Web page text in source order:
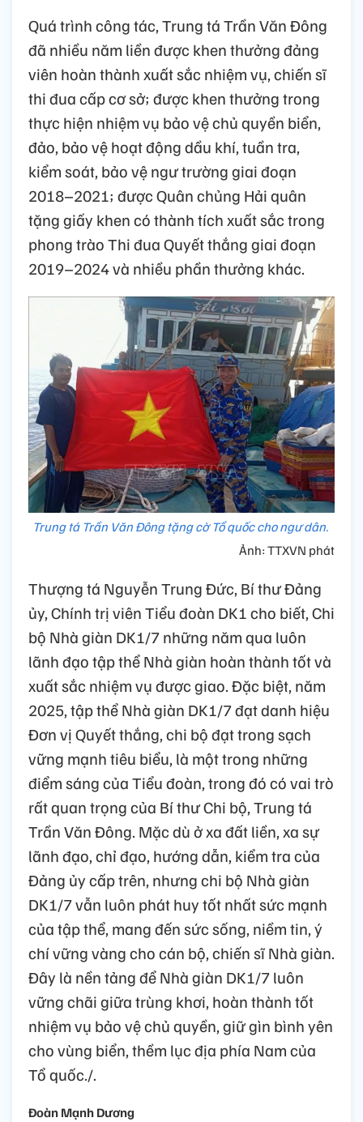
Quá trình công tác, Trung tá Trần Văn Đông
đã nhiều năm liền được khen thưởng đảng
viên hoàn thành xuất sắc nhiệm vụ, chiến sĩ
thi đua cấp cơ sở; được khen thưởng trong
thực hiện nhiệm vụ bảo vệ chủ quyền biển,
đảo, bảo vệ hoạt động dầu khí, tuần tra,
kiểm soát, bảo vệ ngư trường giai đoạn
2018–2021; được Quân chủng Hải quân
tặng giấy khen có thành tích xuất sắc trong
phong trào Thi đua Quyết thắng giai đoạn
2019–2024 và nhiều phần thưởng khác.
Trung tá Trần Văn Đông tặng cờ Tổ quốc cho ngư dân.
Ảnh: TTXVN phát
Thượng tá Nguyễn Trung Đức, Bí thư Đảng
ủy, Chính trị viên Tiểu đoàn DK1 cho biết, Chi
bộ Nhà giàn DK1/7 những năm qua luôn
lãnh đạo tập thể Nhà giàn hoàn thành tốt và
xuất sắc nhiệm vụ được giao. Đặc biệt, năm
2025, tập thể Nhà giàn DK1/7 đạt danh hiệu
Đơn vị Quyết thắng, chi bộ đạt trong sạch
vững mạnh tiêu biểu, là một trong những
điểm sáng của Tiểu đoàn, trong đó có vai trò
rất quan trọng của Bí thư Chi bộ, Trung tá
Trần Văn Đông. Mặc dù ở xa đất liền, xa sự
lãnh đạo, chỉ đạo, hướng dẫn, kiểm tra của
Đảng ủy cấp trên, nhưng chi bộ Nhà giàn
DK1/7 vẫn luôn phát huy tốt nhất sức mạnh
của tập thể, mang đến sức sống, niềm tin, ý
chí vững vàng cho cán bộ, chiến sĩ Nhà giàn.
Đây là nền tảng để Nhà giàn DK1/7 luôn
vững chãi giữa trùng khơi, hoàn thành tốt
nhiệm vụ bảo vệ chủ quyền, giữ gìn bình yên
cho vùng biển, thềm lục địa phía Nam của
Tổ quốc./.
Đoàn Mạnh Dương